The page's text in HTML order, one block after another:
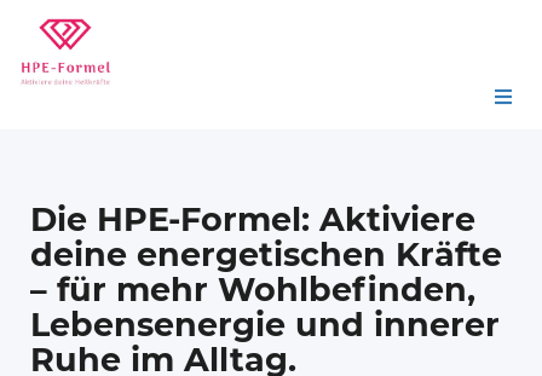
Die HPE-Formel: Aktiviere
deine energetischen Kräfte
– für mehr Wohlbefinden,
Lebensenergie und innerer
Ruhe im Alltag.